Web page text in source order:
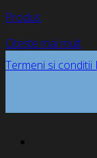
Produs
Citește mai mult
Termeni si conditii